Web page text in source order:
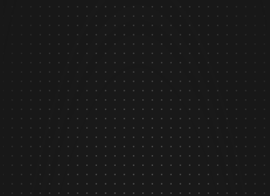
JILL
VER EM DETALHES